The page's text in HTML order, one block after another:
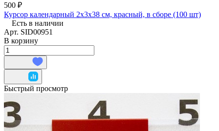
500 ₽
Курсор календарный 2х3х38 см, красный, в сборе (100 шт)
Есть в наличии
Арт. SID00951
В корзину
Быстрый просмотр